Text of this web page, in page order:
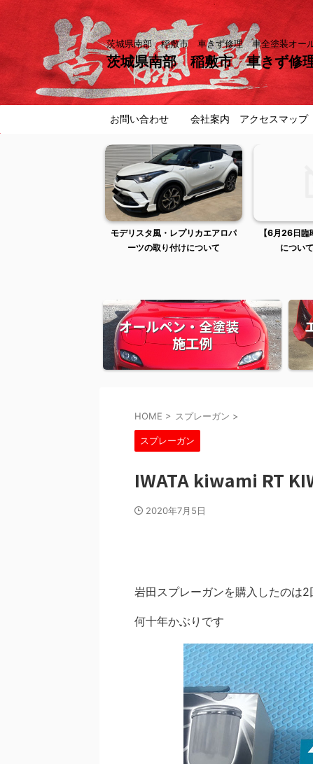
茨城県南部 稲敷市 車きず修理 車全塗装オ
茨城県南部 稲敷市 車きず
お問い合わせ 会社案内 アクセスマップ
【6月26日臨時休業およびご来店
についてのお知らせ】
稲敷市潮来
交換せず
オールペン・全塗装
施工例
HOME > スプレーガン >
スプレーガン
IWATA kiwami RT
2020年7月5日
岩田スプレーガンを購入したのは2
何十年かぶりです